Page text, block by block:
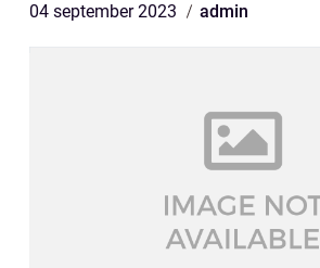
04 september 2023 admin